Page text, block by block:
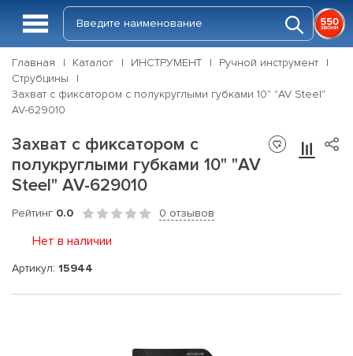
Главная Каталог ИНСТРУМЕНТ
Ручной инструмент
Струбцины
Захват с фиксатором с полукруглыми губками 10" "AV Steel"
AV-629010
Захват с фиксатором с
полукруглыми губками 10" "AV
Steel" AV-629010
Рейтинг 0.0 0 отзывов
Нет в наличии
Артикул: 15944